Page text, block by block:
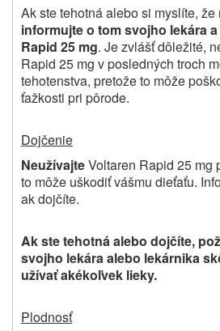
Ak ste tehotná alebo si myslíte, že
informujte o tom svojho lekára
Rapid 25 mg. Je zvlášť dôležité,
Rapid 25 mg v posledných troch
tehotenstva, pretože to môže
ťažkosti pri pôrode.
Dojčenie
NeužívajteVoltaren Rapid 25 mg
to môže uškodiť vášmu dieťaťu.
ak dojčíte.
Ak ste tehotná alebo dojčíte,
svojho lekára alebo lekárnika
užívať akékoľvek lieky.
Plodnosť